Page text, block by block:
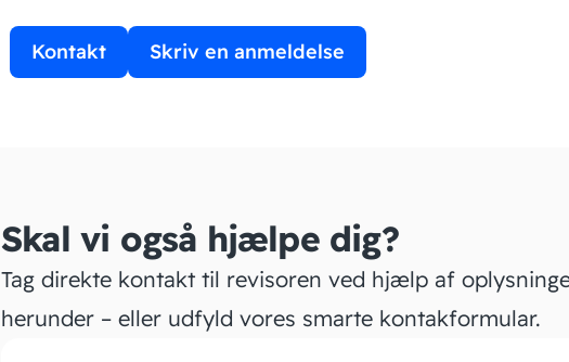
Kontakt Skriv en anmeldelse
Skal vi også hjælpe dig?
Tag direkte kontakt til revisoren ved hjælp af
herunder – eller udfyld vores smarte kontakformular.